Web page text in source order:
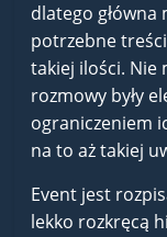
dlatego główna
potrzebne
takiej ilości. Nie
rozmowy były
ograniczeniem
na to aż takiej
Event jest
lekko rozkręcą